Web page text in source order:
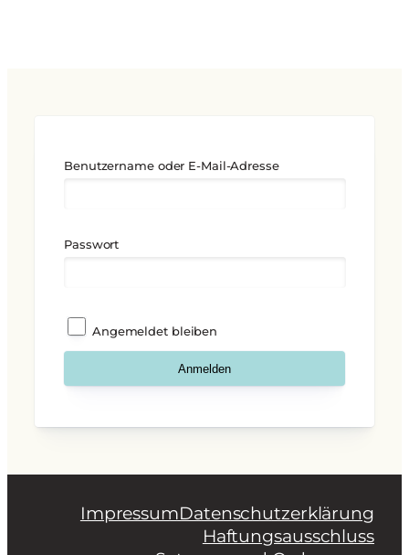
Benutzername oder E-Mail-Adresse
Passwort
Angemeldet bleiben
ImpressumDatenschutzerklärung
Haftungsausschluss